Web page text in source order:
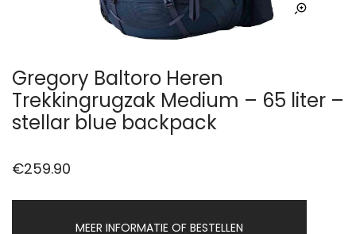
Gregory Baltoro Heren
Trekkingrugzak Medium – 65 liter –
stellar blue backpack
€259.90
MEER INFORMATIE OF BESTELLEN